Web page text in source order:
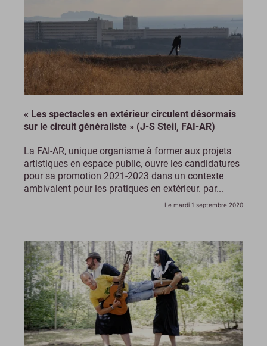
« Les spectacles en extérieur circulent désormais
sur le circuit généraliste » (J-S Steil, FAI-AR)
La FAI-AR, unique organisme à former aux projets
artistiques en espace public, ouvre les candidatures
pour sa promotion 2021-2023 dans un contexte
ambivalent pour les pratiques en extérieur. par...
Le mardi 1 septembre 2020